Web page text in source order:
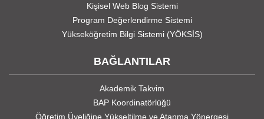
Kişisel Web Blog Sistemi
Program Değerlendirme Sistemi
Yükseköğretim Bilgi Sistemi (YÖKSİS)
BAĞLANTILAR
Akademik Takvim
BAP Koordinatörlüğü
Öğretim Üyeliğine Yükseltilme ve Atanma Yönergesi